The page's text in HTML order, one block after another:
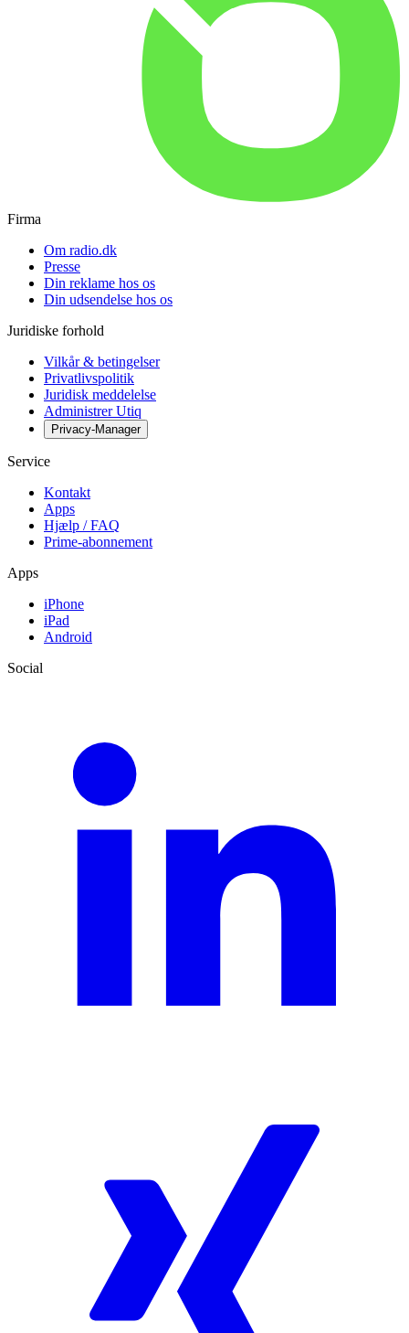
Firma
Om radio.dk
Presse
Din reklame hos os
Din udsendelse hos os
Juridiske forhold
Vilkår & betingelser
Privatlivspolitik
Juridisk meddelelse
Administrer Utiq
Privacy-Manager
Service
Kontakt
Apps
Hjælp / FAQ
Prime-abonnement
Apps
iPhone
iPad
Android
Social